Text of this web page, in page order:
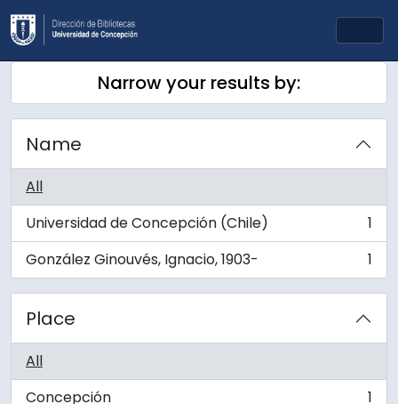
Skip to main content
Narrow your results by:
Name
All
Universidad de Concepción (Chile)
, 1 results
1
González Ginouvés, Ignacio, 1903-
, 1 results 1
Place
All
Concepción
1